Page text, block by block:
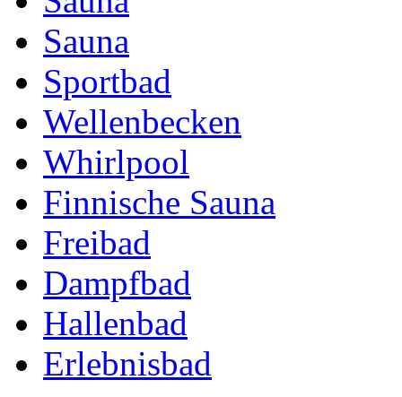
Sauna
Sportbad
Wellenbecken
Whirlpool
Finnische Sauna
Freibad
Dampfbad
Hallenbad
Erlebnisbad